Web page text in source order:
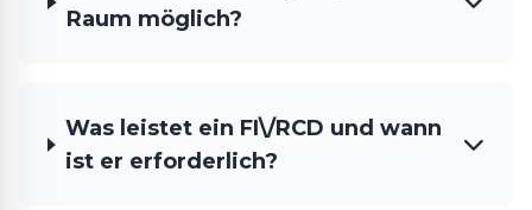
Raum möglich?
Was leistet ein FI\/RCD und wann
ist er erforderlich?